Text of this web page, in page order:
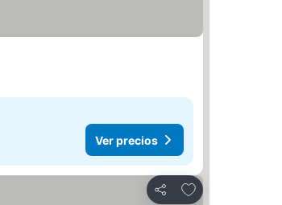
Ver precios
Compartir
Añadir a favoritos